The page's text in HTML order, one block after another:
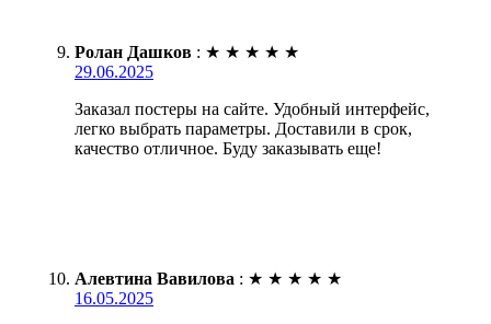
Ролан Дашков : ★ ★ ★ ★ ★
29.06.2025
Заказал постеры на сайте. Удобный интерфейс,
легко выбрать параметры. Доставили в срок,
качество отличное. Буду заказывать еще!
Алевтина Вавилова : ★ ★ ★ ★ ★
16.05.2025